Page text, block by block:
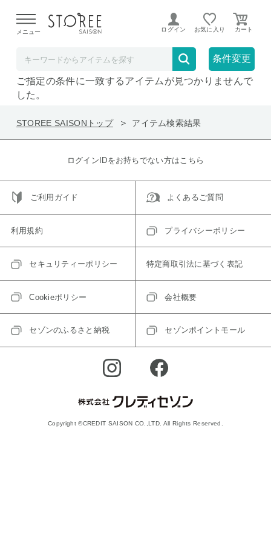
よる配送遅延が発生しております。
メニュー ログイン お気に入り
条件変更
在庫なしも表示 セール対象のみ
ご指定の条件に一致するアイテムが見つかりませんで
した。
STOREE SAISONトップ アイテム検索結果
ログインIDをお持ちでない方はこちら
ご利用ガイド よくあるご質問
利用規約 プライバシーポリシー
セキュリティーポリシー 特定商取引法に基づく表記
Cookieポリシー 会社概要
セゾンのふるさと納税 セゾンポイントモール
Copyright ©CREDIT SAISON CO.,LTD. All Rights Reserved.